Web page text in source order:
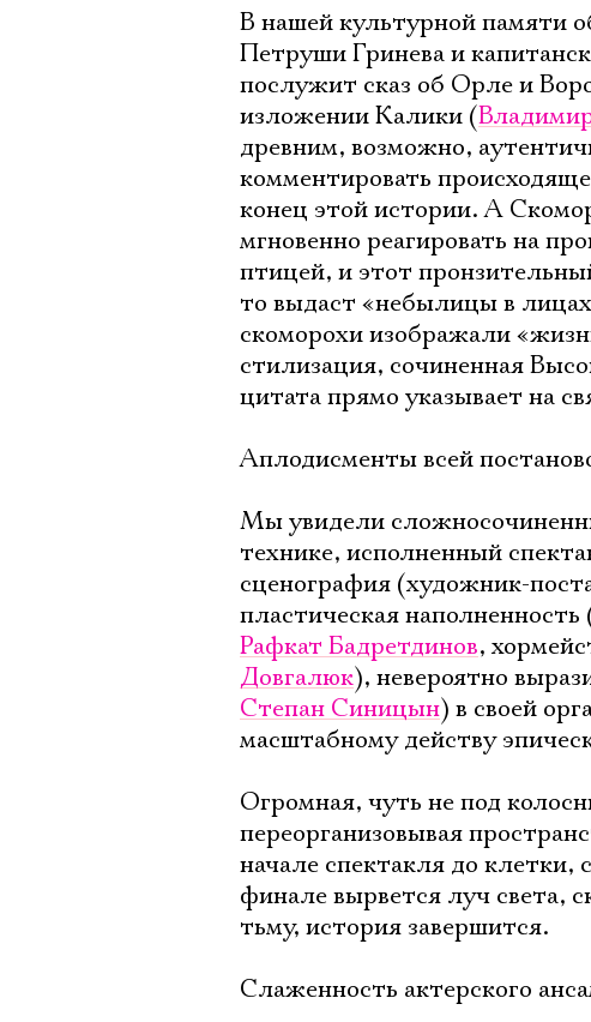
В нашей культурной памяти
Петруши Гринева и
послужит сказ об Орле и
изложении Калики (
древним, возможно,
комментировать
конец этой истории. А
мгновенно реагировать на
птицей, и этот
то выдаст «небылицы в
скоморохи изображали
стилизация, сочиненная
цитата прямо указывает на
Аплодисменты всей
Мы увидели
технике, исполненный
сценография (художник-
пластическая
Рафкат Бадретдинов,
Довгалюк), невероятно
Степан Синицын) в своей
масштабному действу
Огромная, чуть не под
переорганизовывая
начале спектакля до
финале вырвется луч света,
тьму, история завершится.
Слаженность актерского